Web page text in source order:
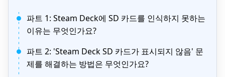
파트 1: Steam Deck에 SD 카드를 인식하지 못하는
이유는 무엇인가요?
파트 2: 'Steam Deck SD 카드가 표시되지 않음' 문
제를 해결하는 방법은 무엇인가요?